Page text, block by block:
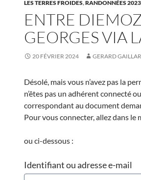
LES TERRES FROIDES,RANDONNÉES
ENTRE
GEORGES VIA
20 FÉVRIER 2024 GERARD
Désolé, mais vous n’avez pas la
n’êtes pas un adhérent connecté
correspondant au document
Pour vous connecter, allez dans le
ou ci-dessous :
Identifiant ou adresse e-mail